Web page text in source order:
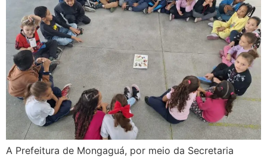
A Prefeitura de Mongaguá, por meio da Secretaria